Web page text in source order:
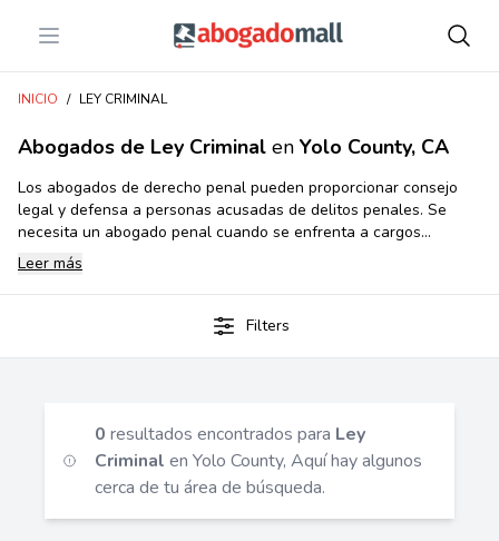
Open menu Abogadomall
INICIO / LEY CRIMINAL
Abogados de Ley Criminal en Yolo County, CA
Los abogados de derecho penal pueden proporcionar consejo
legal y defensa a personas acusadas de delitos penales. Se
necesita un abogado penal cuando se enfrenta a cargos
criminales, está siendo investigado o ha sido arrestado. Brindan
representación legal, protegen derechos, asesoran sobre
acuerdos de culpabilidad, representan en juicios y apelaciones, y
ayudan con la eliminación de antecedentes penales u ofensas
juveniles. Consultar a un abogado penal con experiencia desde
Leer más
Filters
0 resultados encontrados para Ley
Criminal en Yolo County, Aquí hay algunos
cerca de tu área de búsqueda.